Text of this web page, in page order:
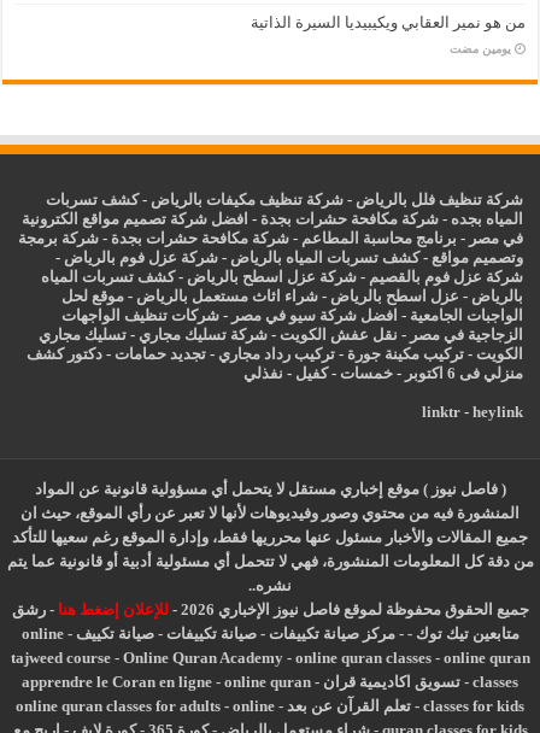
من هو نمير العقابي ويكيبيديا السيرة الذاتية
‏يومين مضت
شركة تنظيف فلل بالرياض -شركة تنظيف مكيفات بالرياض -كشف تسربات
المياه بجده -شركة مكافحة حشرات بجدة - افضل شركة تصميم مواقع الكترونية
في مصر - برنامج محاسبة المطاعم -شركة مكافحة حشرات بجدة -شركة برمجة
وتصميم مواقع -كشف تسربات المياه بالرياض -شركة عزل فوم بالرياض -
شركة عزل فوم بالقصيم -شركة عزل اسطح بالرياض -كشف تسربات المياه
بالرياض - عزل اسطح بالرياض -شراء اثاث مستعمل بالرياض - موقع لحل
الواجبات الجامعية - افضل شركة سيو في مصر -شركات تنظيف الواجهات
الزجاجية في مصر - نقل عفش الكويت -شركة تسليك مجاري -تسليك مجاري
الكويت -تركيب مكينة جورة -تركيب رداد مجاري -تجديد حمامات -دكتور كشف
منزلي فى 6 اكتوبر
-خمسات -كفيل - نفذلي
linktr- heylink
( فاصل نيوز ) موقع إخباري مستقل لا يتحمل أي مسؤولية قانونية عن المواد
المنشورة فيه من محتوي وصور وفيديوهات لأنها لا تعبر عن رأي الموقع، حيث ان
جميع المقالات والأخبار مسئول عنها محرريها فقط، وإدارة الموقع رغم سعيها للتأكد
من دقة كل المعلومات المنشورة، فهي لا تتحمل أي مسئولية أدبية أو قانونية عما يتم
نشره..
جميع الحقوق محفوظة لموقع فاصل نيوز الإخباري 2026 -
للإعلان إضغط هنا -رشق
متابعين تيك توك -
-مركز صيانة تكييفات -صيانة تكييفات -صيانة تكييف -
online
tajweed course- Online Quran Academy- online quran classes- online quran
classes
- تسويق اكاديمية قران -
apprendre le Coran en ligne - online quran
classes for kids
- تعلم القرآن عن بعد -
online quran classes for adults - online